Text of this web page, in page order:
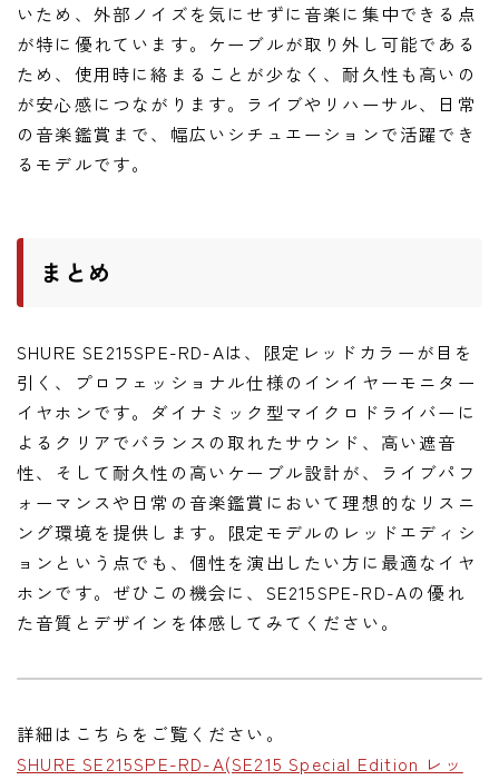
いため、外部ノイズを気にせずに音楽に集中できる点
が特に優れています。ケーブルが取り外し可能である
ため、使用時に絡まることが少なく、耐久性も高いの
が安心感につながります。ライブやリハーサル、日常
の音楽鑑賞まで、幅広いシチュエーションで活躍でき
るモデルです。
まとめ
SHURE SE215SPE-RD-Aは、限定レッドカラーが目を
引く、プロフェッショナル仕様のインイヤーモニター
イヤホンです。ダイナミック型マイクロドライバーに
よるクリアでバランスの取れたサウンド、高い遮音
性、そして耐久性の高いケーブル設計が、ライブパフ
ォーマンスや日常の音楽鑑賞において理想的なリスニ
ング環境を提供します。限定モデルのレッドエディシ
ョンという点でも、個性を演出したい方に最適なイヤ
ホンです。ぜひこの機会に、SE215SPE-RD-Aの優れ
た音質とデザインを体感してみてください。
詳細はこちらをご覧ください。
SHURE SE215SPE-RD-A(SE215 Special Edition レッ